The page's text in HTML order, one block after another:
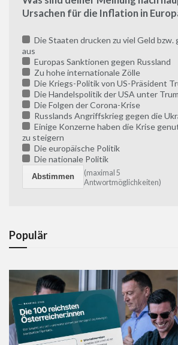
Ursachen für die Inflation in
Die Staaten drucken zu viel Geld bzw.
aus
Europas Sanktionen gegen Russland
Zu hohe internationale Zölle
Die Kriegs-Politik von US-Präsident
Die Handelspolitik der USA unter
Die Folgen der Corona-Krise
Russlands Angriffskrieg gegen die
Einige Konzerne haben die Krise
zu steigern
Die europäische Politik
Die nationale Politik
(maximal 5
Antwortmöglichkeiten)
Populär